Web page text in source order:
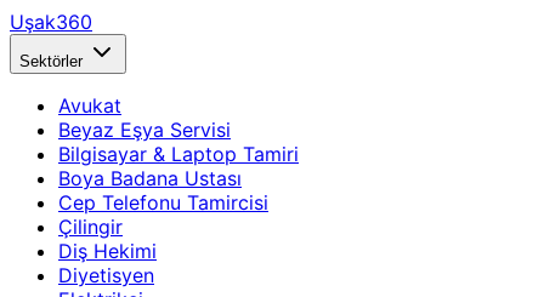
Uşak360
Sektörler
Avukat
Beyaz Eşya Servisi
Bilgisayar & Laptop Tamiri
Boya Badana Ustası
Cep Telefonu Tamircisi
Çilingir
Diş Hekimi
Diyetisyen